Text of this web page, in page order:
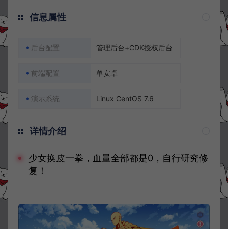
信息属性
后台配置 管理后台+CDK授权后台
前端配置 单安卓
演示系统 Linux CentOS 7.6
详情介绍
少女换皮一拳，血量全部都是0，自行研究修
复！